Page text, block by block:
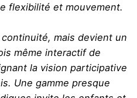
flexibilité et mouvement.
mais devient un
même interactif de
la vision participative
Une gamme presque